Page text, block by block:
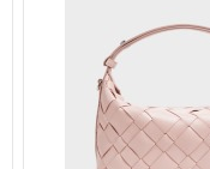
刚刚有客户下单：从
刚刚有客户下单：从
刚刚有客户下单：从United
刚刚有客户下单：从